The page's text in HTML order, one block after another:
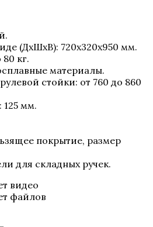
(ДхШхВ): 720х320х950 мм.
кг.
материалы.
стойки: от 760 до 860
125 мм.
покрытие, размер
для складных ручек.
видео
файлов